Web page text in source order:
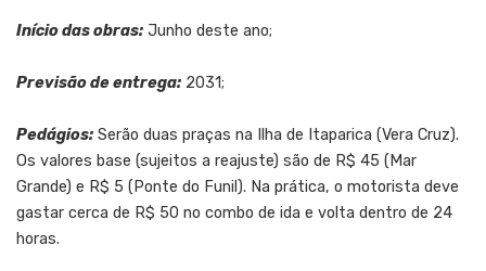
Início das obras: Junho deste ano;
Previsão de entrega: 2031;
Pedágios: Serão duas praças na Ilha de Itaparica (Vera Cruz).
Os valores base (sujeitos a reajuste) são de R$ 45 (Mar
Grande) e R$ 5 (Ponte do Funil). Na prática, o motorista deve
gastar cerca de R$ 50 no combo de ida e volta dentro de 24
horas.